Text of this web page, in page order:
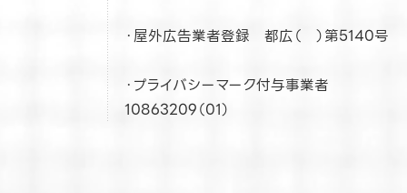
・屋外広告業者登録 都広（ ）第5140号
・プライバシーマーク付与事業者
10863209（01）